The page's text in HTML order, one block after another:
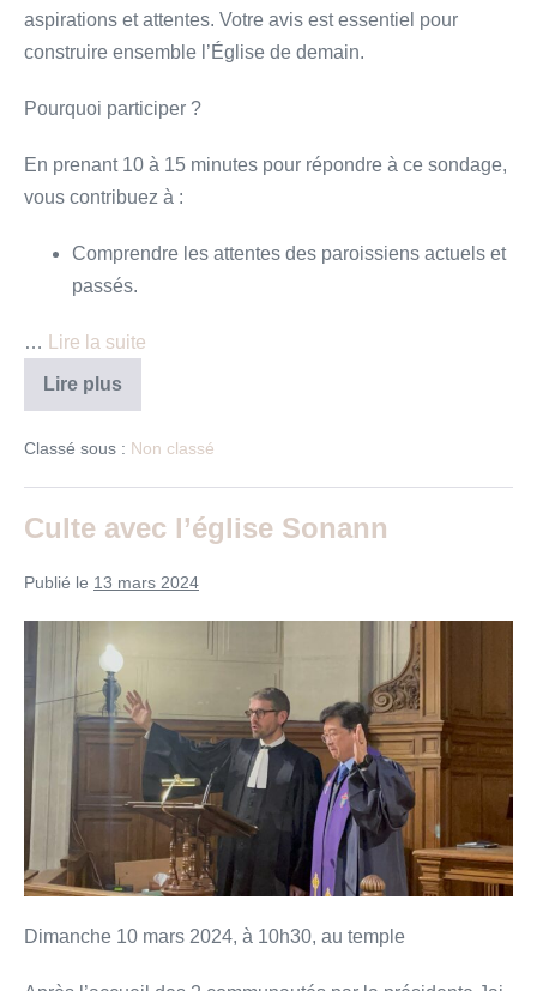
aspirations et attentes. Votre avis est essentiel pour
construire ensemble l’Église de demain.
Pourquoi participer ?
En prenant 10 à 15 minutes pour répondre à ce sondage,
vous contribuez à :
Comprendre les attentes des paroissiens actuels et
passés.
… Lire la suite
Lire plusGrande
juin
Classé sous : Non classé
Culte avec l’église Sonann
Publié le 13 mars 2024
Culte
l’église
Sonann
Dimanche 10 mars 2024, à 10h30, au temple